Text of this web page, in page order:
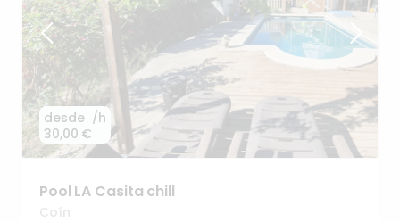
desde
30,00 €
/h
Pool LA Casita chill
Coín